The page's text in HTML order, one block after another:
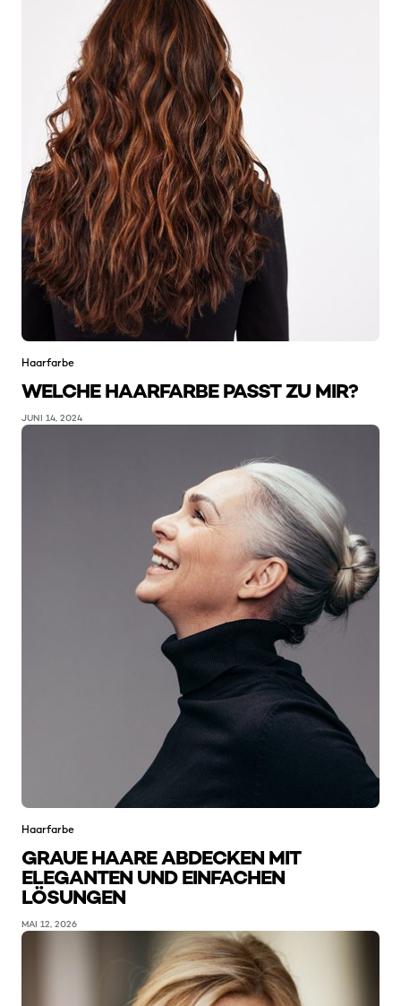
Haarfarbe
WELCHE HAARFARBE PASST ZU MIR?
JUNI 14, 2024
Haarfarbe
GRAUE HAARE ABDECKEN MIT
ELEGANTEN UND EINFACHEN
LÖSUNGEN
MAI 12, 2026